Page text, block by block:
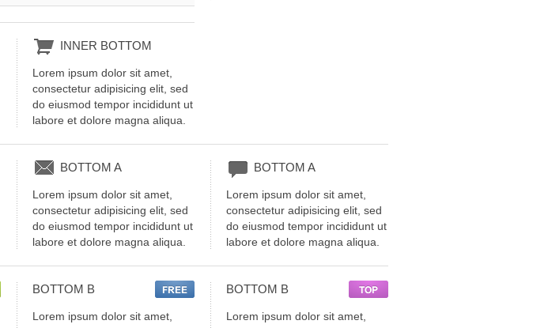
INNER BOTTOM
Lorem ipsum dolor sit amet,
consectetur adipisicing elit, sed
do eiusmod tempor incididunt ut
labore et dolore magna aliqua.
BOTTOM A
Lorem ipsum dolor sit amet,
consectetur adipisicing elit, sed
do eiusmod tempor incididunt ut
labore et dolore magna aliqua.
BOTTOM A
Lorem ipsum dolor sit amet,
consectetur adipisicing elit, sed
do eiusmod tempor incididunt ut
labore et dolore magna aliqua.
BOTTOM B
Lorem ipsum dolor sit amet,
BOTTOM B
Lorem ipsum dolor sit amet,